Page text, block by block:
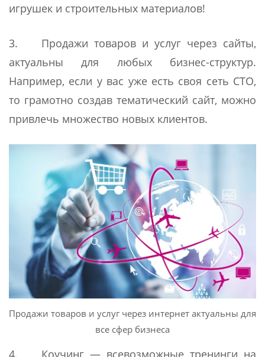
игрушек и строительных материалов!
3. Продажи товаров и услуг через сайты,
актуальны для любых бизнес-структур.
Например, если у вас уже есть своя сеть СТО,
то грамотно создав тематический сайт, можно
привлечь множество новых клиентов.
Продажи товаров и услуг через интернет актуальны для
все сфер бизнеса
4. Коучинг — всевозможные тренинги на